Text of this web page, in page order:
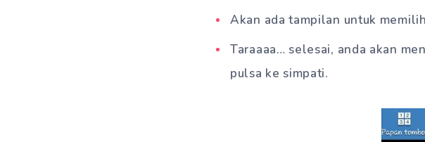
Akan ada tampilan untuk
Taraaaa… selesai, anda akan
pulsa ke simpati.